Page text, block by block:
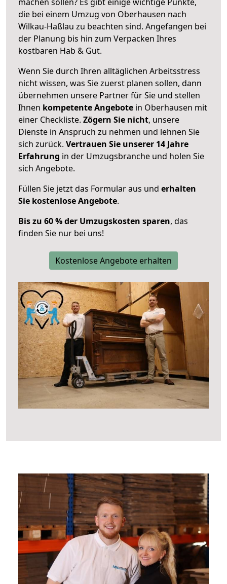
die bei einem Umzug von Oberhausen nach
Wilkau-Haßlau zu beachten sind. Angefangen bei
der Planung bis hin zum Verpacken Ihres
kostbaren Hab & Gut.
Wenn Sie durch Ihren alltäglichen Arbeitsstress
nicht wissen, was Sie zuerst planen sollen, dann
übernehmen unsere Partner für Sie und stellen
Ihnen kompetente Angebote in Oberhausen mit
einer Checkliste. Zögern Sie nicht, unsere
Dienste in Anspruch zu nehmen und lehnen Sie
sich zurück. Vertrauen Sie unserer 14 Jahre
Erfahrung in der Umzugsbranche und holen Sie
sich Angebote.
Füllen Sie jetzt das Formular aus und erhalten
Sie kostenlose Angebote.
Bis zu 60 % der Umzugskosten sparen, das
finden Sie nur bei uns!
Kostenlose Angebote erhalten